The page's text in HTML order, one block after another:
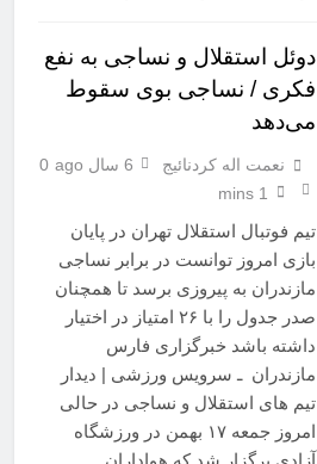
دوئل استقلال و نساجی به نفع
فکری / نساجی بوی سقوط
می‌دهد
نعمت اله کردنائیج 6 سال ago
0
1 mins
تیم فوتبال استقلال تهران در پایان
بازی امروز توانست در برابر نساجی
مازندران به پیروزی برسد تا همچنان
صدر جدول را با ۲۶ امتیاز در اختیار
داشته باشد خبرگزاری فارس
مازندران ـ سرویس ورزشی | دیدار
تیم های استقلال و نساجی در حالی
امروز جمعه ۱۷ بهمن در ورزشگاه
آزادی برگزار شد که هواداران